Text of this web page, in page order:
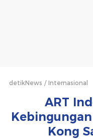
detikNews Internasional
ART
Kong